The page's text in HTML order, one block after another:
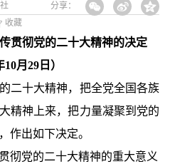
分享：
收藏
贯彻党的二十大精神的决定
10月29日）
十大精神，把全党全国各族
精神上来，把力量凝聚到党的
作出如下决定。
党的二十大精神的重大意义